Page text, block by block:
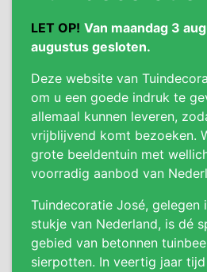
LET OP! Van maandag 3
augustus gesloten.
Deze website van
om u een goede indruk te
allemaal kunnen leveren,
vrijblijvend komt bezoeken.
grote beeldentuin met
voorradig aanbod van
Tuindecoratie José, gelegen
stukje van Nederland, is dé
gebied van betonnen
sierpotten. In veertig jaar